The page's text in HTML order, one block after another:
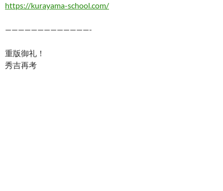
https://kurayama-school.com/
—————————————-
重版御礼！
秀吉再考